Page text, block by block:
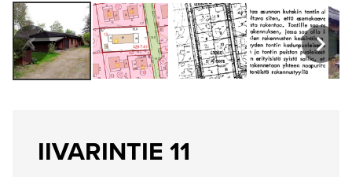
IIVARINTIE 11